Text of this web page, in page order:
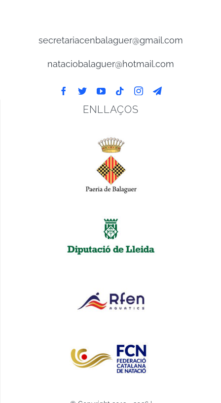
secretariacenbalaguer@gmail.com
nataciobalaguer@hotmail.com
ENLLAÇOS